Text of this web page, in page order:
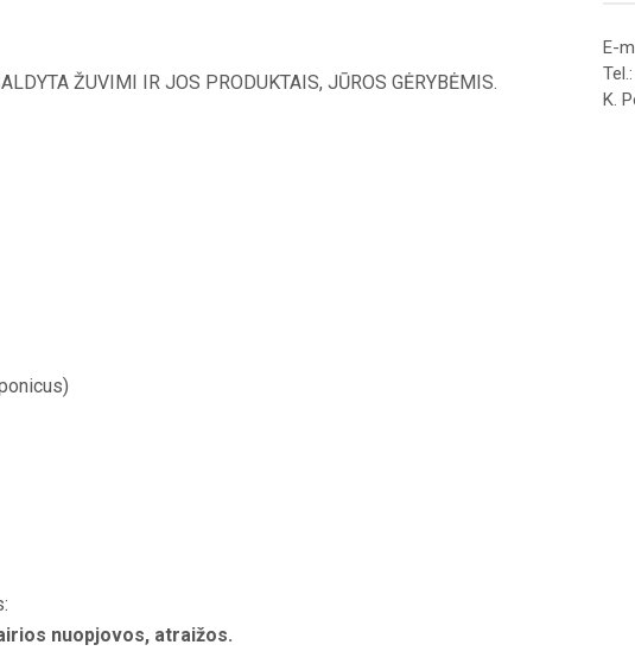
ŽUVIMI IR JOS PRODUKTAIS, JŪROS GĖRYBĖMIS.
nuopjovos, atraižos.
E-
Tel.:
K.